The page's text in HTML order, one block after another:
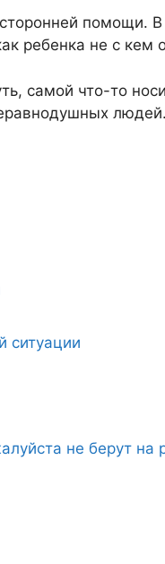
ребенка не с кем
самой что-то
ситуации
не берут на